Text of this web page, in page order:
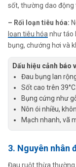
sốt, thường dao động
– Rối loạn tiêu hóa:
loạn tiêu hóa như táo
bụng, chướng hơi và
Dấu hiệu cảnh báo
Đau bụng lan
Sốt cao trên 39°C.
Bụng cứng như
Nôn ói nhiều,
Mạch nhanh, vã
3. Nguyên nhân
Đau ruột thừa thường